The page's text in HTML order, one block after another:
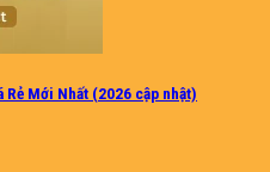
Rẻ Mới Nhất (2026 cập nhật)